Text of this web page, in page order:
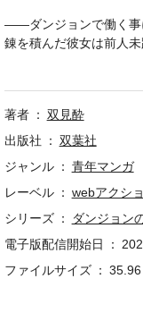
――ダンジョンで働く事
錬を積んだ彼女は前人
のは…管理人を名乗る
著者
双見酔
出版社
双葉社
ジャンル
青年マンガ
レーベル
webアクシ
シリーズ
ダンジョン
電子版配信開始日
ファイルサイズ